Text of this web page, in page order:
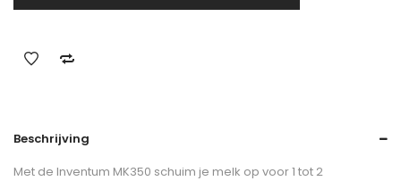
Beschrijving
Met de Inventum MK350 schuim je melk op voor 1 tot 2